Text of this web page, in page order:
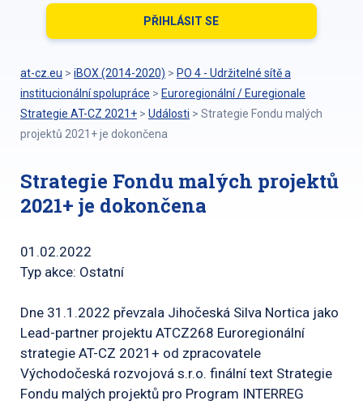
at-cz.eu > iBOX (2014-2020) > PO 4 - Udržitelné sítě a
institucionální spolupráce > Euroregionální / Euregionale
Strategie AT-CZ 2021+ > Události > Strategie Fondu malých
projektů 2021+ je dokončena
Strategie Fondu malých projektů
2021+ je dokončena
01.02.2022
Typ akce: Ostatní
Dne 31.1.2022 převzala Jihočeská Silva Nortica jako
Lead-partner projektu ATCZ268 Euroregionální
strategie AT-CZ 2021+ od zpracovatele
Východočeská rozvojová s.r.o. finální text Strategie
Fondu malých projektů pro Program INTERREG